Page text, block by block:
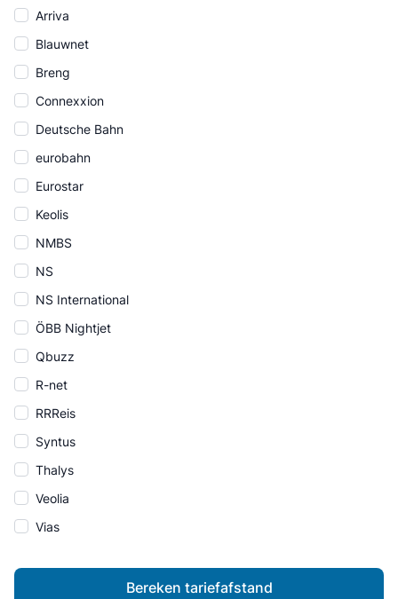
Arriva
Blauwnet
Breng
Connexxion
Deutsche Bahn
eurobahn
Eurostar
Keolis
NMBS
NS
NS International
ÖBB Nightjet
Qbuzz
R-net
RRReis
Syntus
Thalys
Veolia
Vias
Bereken tariefafstand